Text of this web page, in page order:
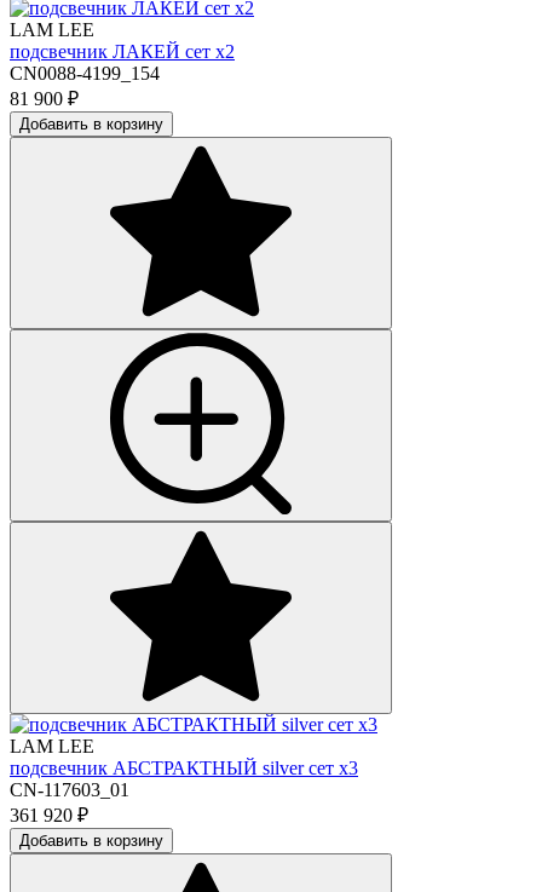
LAM LEE
подсвечник ЛАКЕЙ сет х2
CN0088-4199_154
81 900 ₽
Добавить в корзину
LAM LEE
подсвечник АБСТРАКТНЫЙ silver сет х3
CN-117603_01
361 920 ₽
Добавить в корзину